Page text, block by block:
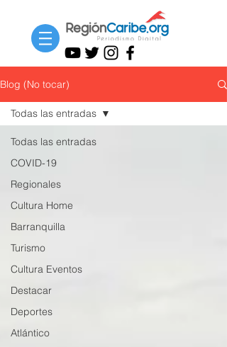
Blog (No tocar)
Todas las entradas
COVID-19
Regionales
Cultura Home
Barranquilla
Turismo
Cultura Eventos
Destacar
Deportes
Atlántico
Todas las entradas